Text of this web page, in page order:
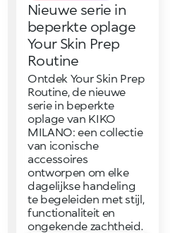
Nieuwe serie in
beperkte oplage
Your Skin Prep
Routine
Ontdek Your Skin Prep
Routine, de nieuwe
serie in beperkte
oplage van KIKO
MILANO: een collectie
van iconische
accessoires
ontworpen om elke
dagelijkse handeling
te begeleiden met stijl,
functionaliteit en
ongekende zachtheid.